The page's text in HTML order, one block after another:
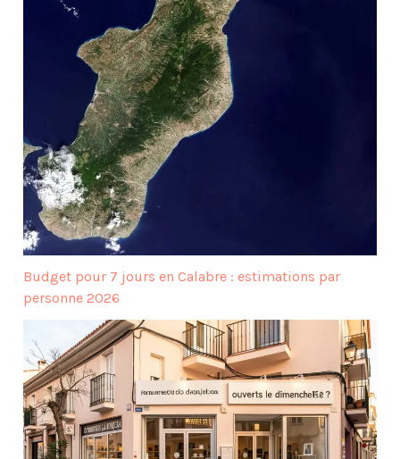
Budget pour 7 jours en Calabre : estimations par
personne 2026